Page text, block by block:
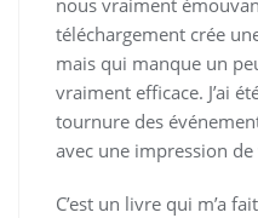
téléchargement crée
mais qui manque un
vraiment efficace. J’ai
tournure des
avec une impression de
C’est un livre qui m’a